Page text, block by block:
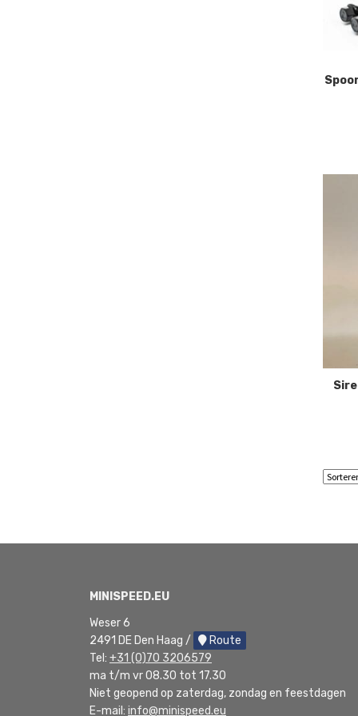
MINISPEED.EU
Weser 6
2491 DE Den Haag /
Route
Tel: +31 (0)70 3206579
ma t/m vr 08.30 tot 17.30
Niet geopend op zaterdag, zondag en feestdagen
E-mail: info@minispeed.eu